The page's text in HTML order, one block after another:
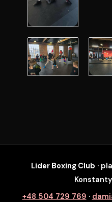
SZYBKI ZAPIS
Zapisz się na
Lider Boxing Club ·
+48 504 729 769 ·